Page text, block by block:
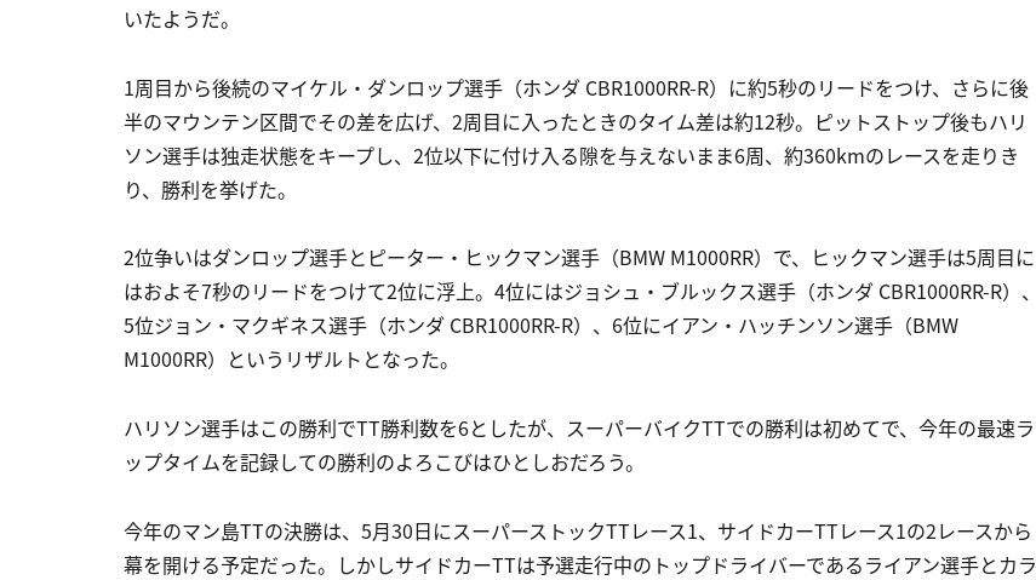
いたようだ。
1周目から後続のマイケル・ダンロップ選手（ホンダ CBR1000RR-R）に約5秒のリードをつけ、さらに後
半のマウンテン区間でその差を広げ、2周目に入ったときのタイム差は約12秒。ピットストップ後もハリ
ソン選手は独走状態をキープし、2位以下に付け入る隙を与えないまま6周、約360kmのレースを走りき
り、勝利を挙げた。
2位争いはダンロップ選手とピーター・ヒックマン選手（BMW M1000RR）で、ヒックマン選手は5周目に
はおよそ7秒のリードをつけて2位に浮上。4位にはジョシュ・ブルックス選手（ホンダ CBR1000RR-R）、
5位ジョン・マクギネス選手（ホンダ CBR1000RR-R）、6位にイアン・ハッチンソン選手（BMW
M1000RR）というリザルトとなった。
ハリソン選手はこの勝利でTT勝利数を6としたが、スーパーバイクTTでの勝利は初めてで、今年の最速ラ
ップタイムを記録しての勝利のよろこびはひとしおだろう。
今年のマン島TTの決勝は、5月30日にスーパーストックTTレース1、サイドカーTTレース1の2レースから
幕を開ける予定だった。しかしサイドカーTTは予選走行中のトップドライバーであるライアン選手とカラ